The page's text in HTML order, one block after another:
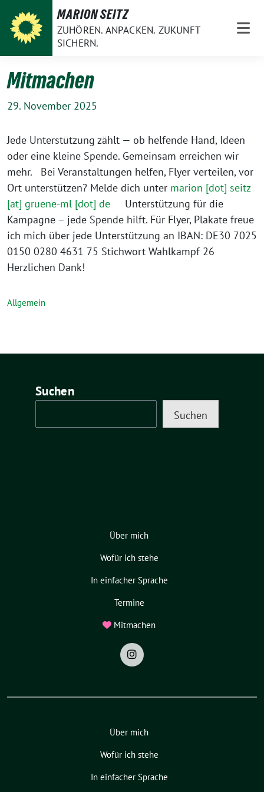
zum
Inhalt
MARION SEITZ
ZUHÖREN. ANPACKEN. ZUKUNFT
SICHERN.
Mitmachen
29. November 2025
Jede Unterstützung zählt — ob helfende Hand, Ideen
oder eine kleine Spende. Gemeinsam erreichen wir
mehr. Bei Veranstaltungen helfen, Flyer verteilen, vor
Ort unterstützen? Melde dich unter marion [dot] seitz
[at] gruene-ml [dot] de Unterstützung für die
Kampagne – jede Spende hilft. Für Flyer, Plakate freue
ich mich über jede Unterstützung an IBAN: DE30 7025
0150 0280 4631 75 Stichwort Wahlkampf 26
Herzlichen Dank!
Allgemein
Suchen
Suchen
Über mich
Wofür ich stehe
In einfacher Sprache
Termine
Mitmachen
Über mich
Wofür ich stehe
In einfacher Sprache